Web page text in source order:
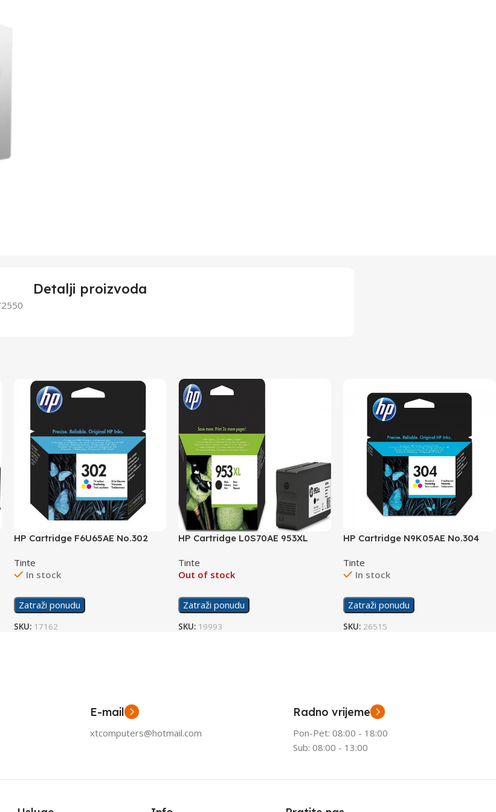
Detalji proizvoda
HP Cartridge F6U65AE No.302
Tinte
In stock
Zatraži ponudu
SKU: 17162
HP Cartridge L0S70AE 953XL
Tinte
Out of stock
Zatraži ponudu
SKU: 19993
HP Cartridge N9K05AE No.304
Tinte
In stock
Zatraži ponudu
SKU: 26515
E-mail
xtcomputers@hotmail.com
Radno vrijeme
Pon-Pet: 08:00 - 18:00
Sub: 08:00 - 13:00